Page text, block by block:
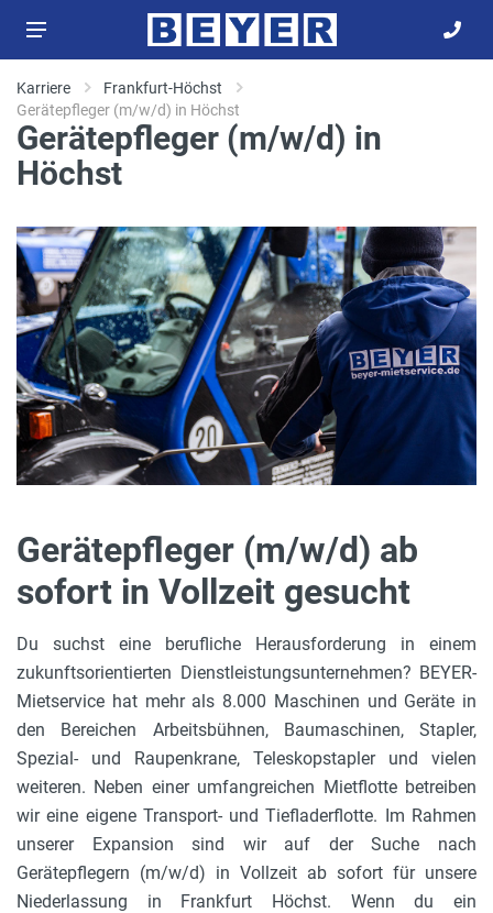
Karriere
Frankfurt-Höchst
Gerätepfleger (m/w/d) in Höchst
Gerätepfleger (m/w/d) in
Höchst
Gerätepfleger (m/w/d) ab
sofort in Vollzeit gesucht
Du suchst eine berufliche Herausforderung in einem
zukunftsorientierten Dienstleistungsunternehmen? BEYER-
Mietservice hat mehr als 8.000 Maschinen und Geräte in
den Bereichen Arbeitsbühnen, Baumaschinen, Stapler,
Spezial- und Raupenkrane, Teleskopstapler und vielen
weiteren. Neben einer umfangreichen Mietflotte betreiben
wir eine eigene Transport- und Tiefladerflotte. Im Rahmen
unserer Expansion sind wir auf der Suche nach
Gerätepflegern (m/w/d) in Vollzeit ab sofort für unsere
Niederlassung in Frankfurt Höchst. Wenn du ein